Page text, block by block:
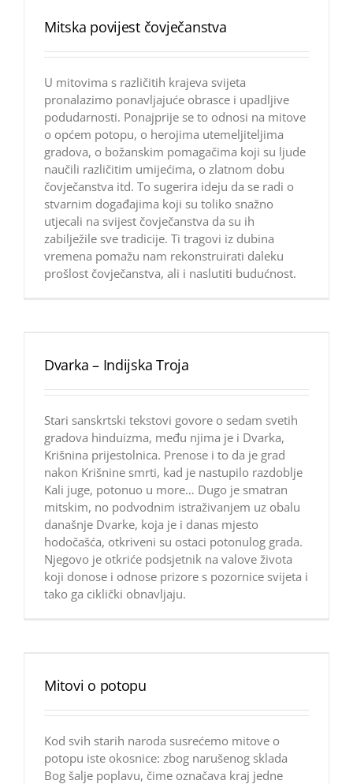
Mitska povijest čovječanstva
U mitovima s različitih krajeva svijeta
pronalazimo ponavljajuće obrasce i upadljive
podudarnosti. Ponajprije se to odnosi na mitove
o općem potopu, o herojima utemeljiteljima
gradova, o božanskim pomagačima koji su ljude
naučili različitim umijećima, o zlatnom dobu
čovječanstva itd. To sugerira ideju da se radi o
stvarnim događajima koji su toliko snažno
utjecali na svijest čovječanstva da su ih
zabilježile sve tradicije. Ti tragovi iz dubina
vremena pomažu nam rekonstruirati daleku
prošlost čovječanstva, ali i naslutiti budućnost.
Dvarka – Indijska Troja
Stari sanskrtski tekstovi govore o sedam svetih
gradova hinduizma, među njima je i Dvarka,
Krišnina prijestolnica. Prenose i to da je grad
nakon Krišnine smrti, kad je nastupilo razdoblje
Kali juge, potonuo u more… Dugo je smatran
mitskim, no podvodnim istraživanjem uz obalu
današnje Dvarke, koja je i danas mjesto
hodočašća, otkriveni su ostaci potonulog grada.
Njegovo je otkriće podsjetnik na valove života
koji donose i odnose prizore s pozornice svijeta i
tako ga ciklički obnavljaju.
Mitovi o potopu
Kod svih starih naroda susrećemo mitove o
potopu iste okosnice: zbog narušenog sklada
Bog šalje poplavu, čime označava kraj jedne